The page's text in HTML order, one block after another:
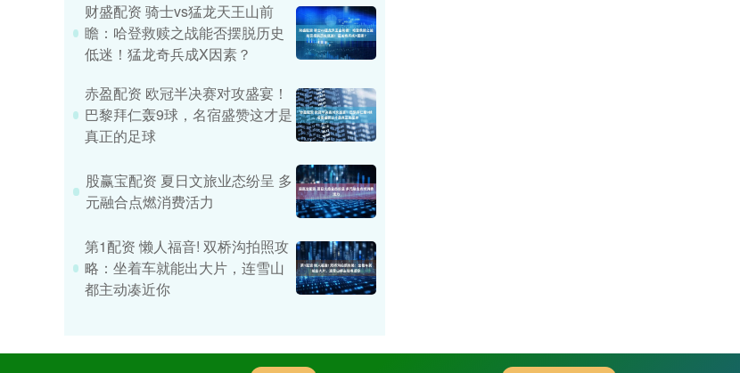
财盛配资 骑士vs猛龙天王山前
瞻：哈登救赎之战能否摆脱历史
低迷！猛龙奇兵成X因素？
赤盈配资 欧冠半决赛对攻盛宴！
巴黎拜仁轰9球，名宿盛赞这才是
真正的足球
股赢宝配资 夏日文旅业态纷呈 多
元融合点燃消费活力
第1配资 懒人福音! 双桥沟拍照攻
略：坐着车就能出大片，连雪山
都主动凑近你